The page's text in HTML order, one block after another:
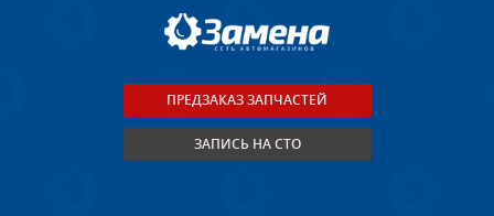
ПРЕДЗАКАЗ ЗАПЧАСТЕЙ
ЗАПИСЬ НА СТО